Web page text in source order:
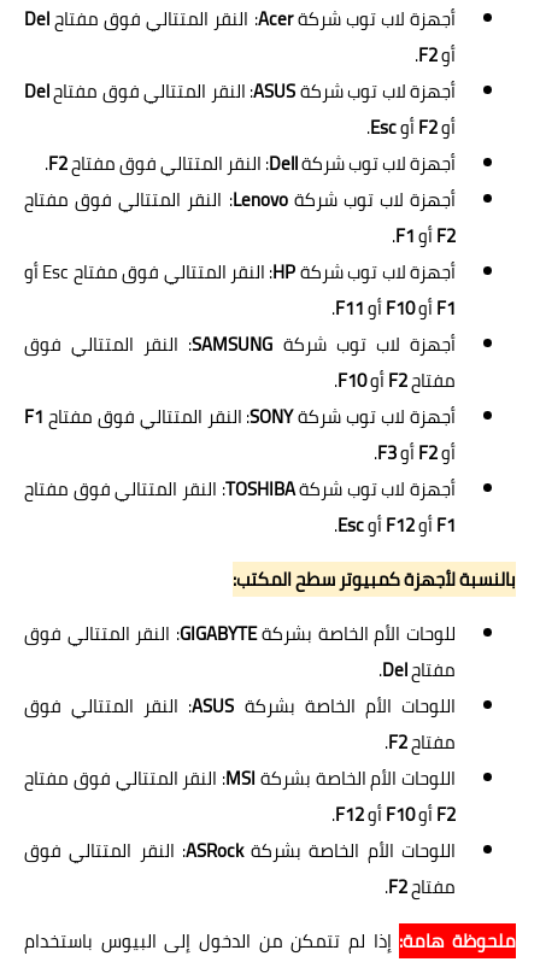
أجهزة لاب توب شركةAcer: النقر المتتالي فوق مفتاحDel
أوF2
.
أجهزة لاب توب شركةASUS: النقر المتتالي فوق مفتاحDel
أوF2أوEsc
.
أجهزة لاب توب شركةDell: النقر المتتالي فوق مفتاحF2
.
أجهزة لاب توب شركةLenovo: النقر المتتالي فوق مفتاح
F2أوF1
.
أجهزة لاب توب شركةHP: النقر المتتالي فوق مفتاح Esc أو
F1أوF10أوF11
.
أجهزة لاب توب شركة SAMSUNG: النقر المتتالي فوق
مفتاحF2أوF10
.
أجهزة لاب توب شركةSONY: النقر المتتالي فوق مفتاحF1
أوF2أوF3
.
أجهزة لاب توب شركةTOSHIBA: النقر المتتالي فوق مفتاح
F1أوF12أوEsc
.
بالنسبة لأجهزة كمبيوتر سطح المكتب:
للوحات الأم الخاصة بشركةGIGABYTE: النقر المتتالي فوق
مفتاحDel
.
اللوحات الأم الخاصة بشركة ASUS: النقر المتتالي فوق
مفتاحF2
.
اللوحات الأم الخاصة بشركةMSI: النقر المتتالي فوق مفتاح
F2أوF10أوF12
.
اللوحات الأم الخاصة بشركةASRock: النقر المتتالي فوق
مفتاحF2
.
ملحوظة هامة: إذا لم تتمكن من الدخول إلى البيوس باستخدام